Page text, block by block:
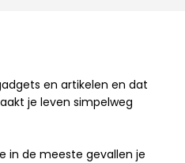
en artikelen en dat
je leven simpelweg
in de meeste gevallen je